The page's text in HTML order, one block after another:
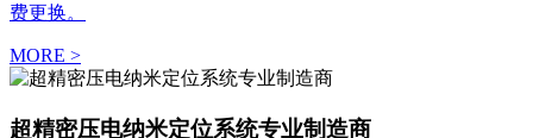
费更换。
MORE >
超精密压电纳米定位系统专业制造商